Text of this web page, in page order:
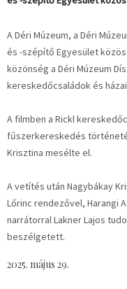
A Déri Múzeum, a Déri
és -szépítő Egyesület
közönség a Déri Múzeum
kereskedőcsaládok és
A filmben a Rickl
fűszerkereskedés
Krisztina mesélte el.
A vetítés után Nagybákay
Lőrinc rendezővel, Harangi
narrátorral Lakner Lajos
beszélgetett.
2025. május 29.